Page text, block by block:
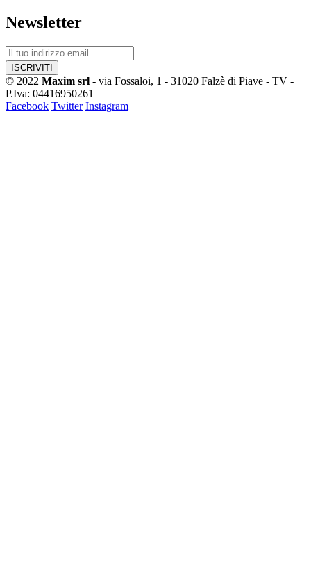
Newsletter
© 2022 Maxim srl - via Fossaloi, 1 - 31020 Falzè di Piave - TV -
P.Iva: 04416950261
Facebook Twitter Instagram